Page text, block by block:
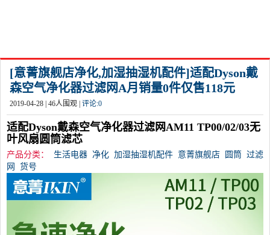
[意菁旗舰店净化,加湿抽湿机配件]适配Dyson戴
森空气净化器过滤网A月销量0件仅售118元
2019-04-28 | 46人围观 | 评论:0
适配Dyson戴森空气净化器过滤网AM11 TP00/02/03无
叶风扇圆筒滤芯
产品分类： 生活电器 净化 加湿抽湿机配件 意菁旗舰店 圆筒 过滤
网
货号